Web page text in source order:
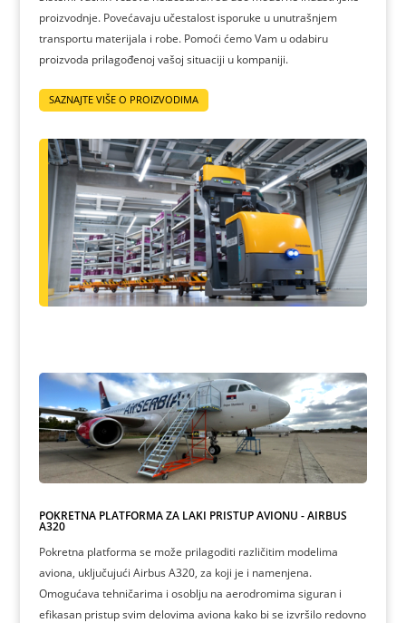
proizvodnje. Povećavaju učestalost isporuke u unutrašnjem
transportu materijala i robe. Pomoći ćemo Vam u odabiru
proizvoda prilagođenoj vašoj situaciji u kompaniji.
SAZNAJTE VIŠE O PROIZVODIMA
POKRETNA PLATFORMA ZA LAKI PRISTUP AVIONU - AIRBUS
A320
Pokretna platforma se može prilagoditi različitim modelima
aviona, uključujući Airbus A320, za koji je i namenjena.
Omogućava tehničarima i osoblju na aerodromima siguran i
efikasan pristup svim delovima aviona kako bi se izvršilo redovno